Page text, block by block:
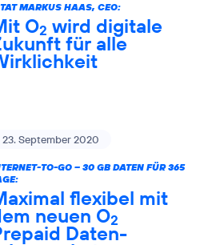
MARKUS HAAS, CEO:
O2 wird digitale
für alle
23. September 2020
TO-GO – 30 GB DATEN FÜR 365
flexibel mit
neuen O2
Daten-